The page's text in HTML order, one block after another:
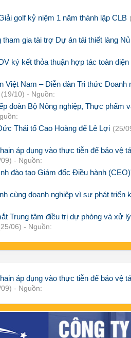
golf kỷ niệm 1 năm thành lập CLB
tham gia tài trợ Dự án tái thiết làng
ký kết thỏa thuận hợp tác toàn diện
Việt Nam – Diễn đàn Tri thức Doanh
(19/10) - Nguồn:
đoàn Bộ Nông nghiệp, Thực phẩm
Thái tổ Cao Hoàng đế Lê Lợi (25/
áp dụng vào thực tiễn để bảo vệ
- Nguồn:
đào tạo Giám đốc Điều hành
cùng doanh nghiệp vì sự phát triển
Trung tâm điều trị dự phòng và xử
06) - Nguồn:
áp dụng vào thực tiễn để bảo vệ
- Nguồn: